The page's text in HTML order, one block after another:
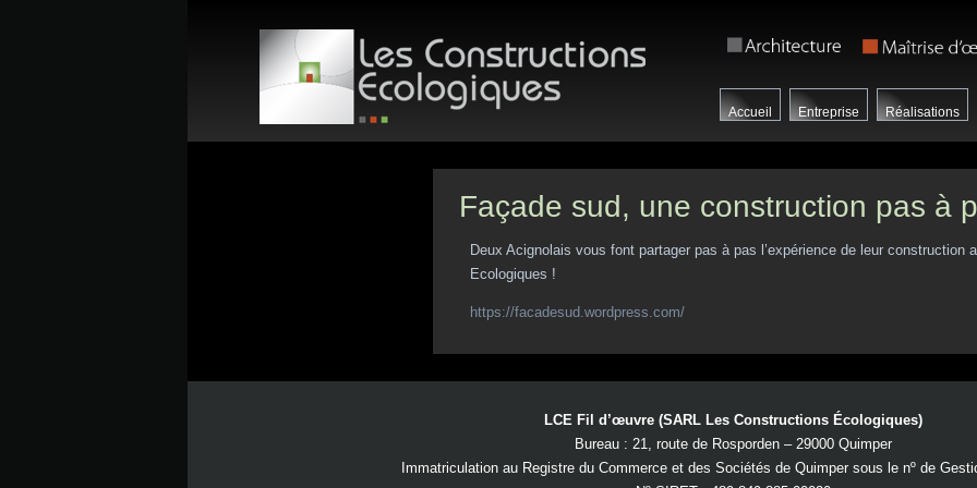
Accueil Entreprise Réalisations
Façade sud, une construction pas à
Deux Acignolais vous font partager pas à pas l’expérience de leur construction
Ecologiques !
https://facadesud.wordpress.com/
LCE Fil d’œuvre (SARL Les Constructions Écologiques)
Bureau : 21, route de Rosporden – 29000 Quimper
Immatriculation au Registre du Commerce et des Sociétés de Quimper sous le nº de